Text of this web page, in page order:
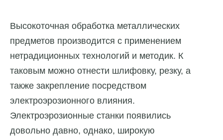
Высокоточная обработка металлических
предметов производится с применением
нетрадиционных технологий и методик. К
таковым можно отнести шлифовку, резку, а
также закрепление посредством
электроэрозионного влияния.
Электроэрозионные станки появились
довольно давно, однако, широкую